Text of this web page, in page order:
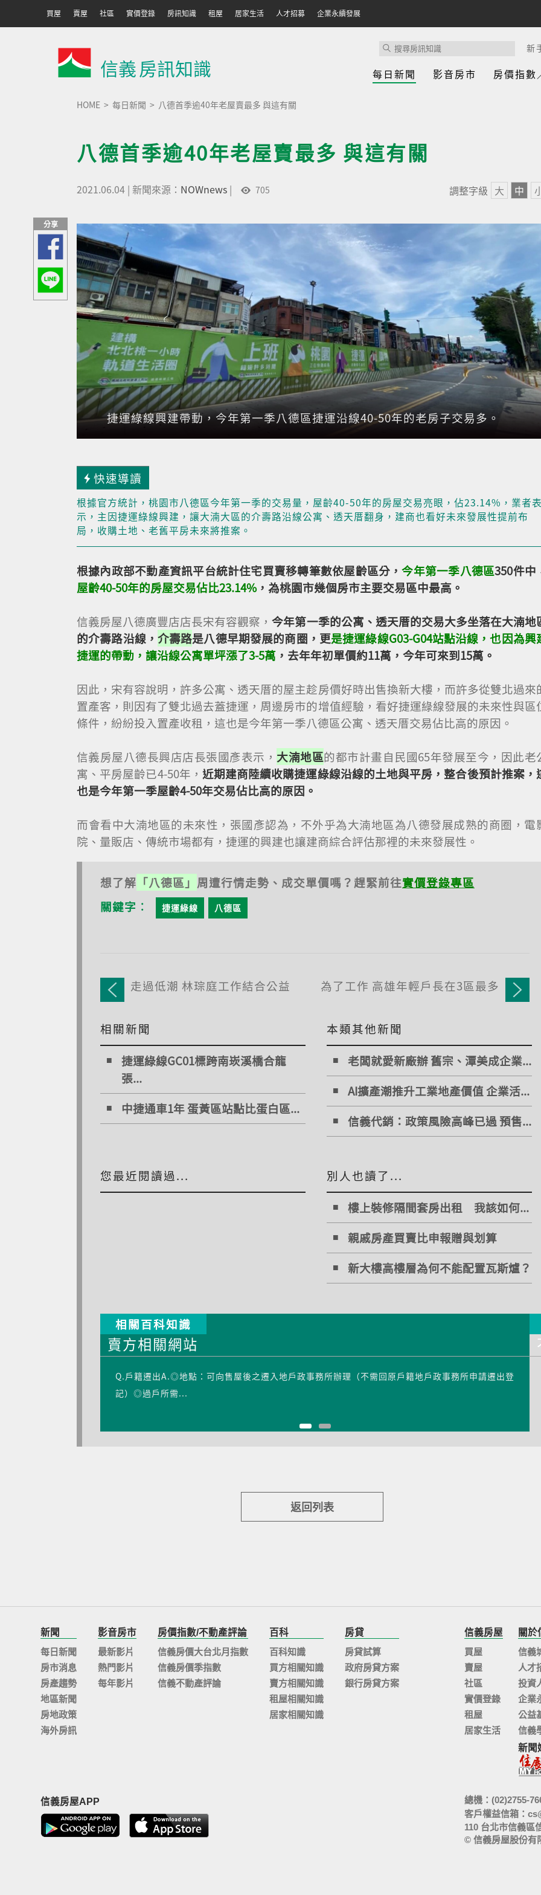
買屋 賣屋 社區 實價登錄 房訊知識 租屋 居家生活 人才招募 企業永續發展
信義房訊知識
新
每日新聞 影音房市 房價指數
HOME 每日新聞 八德首季逾40年老屋賣最多 與這有關
八德首季逾40年老屋賣最多 與這有關
2021.06.04 | 新聞來源： NOWnews | 705 調整字級 大 中
分享
捷運綠線興建帶動，今年第一季八德區捷運沿線40-50年的老房子交易多。
快速導讀
根據官方統計，桃園市八德區今年第一季的交易量，屋齡40-50年的房屋交易亮眼，佔23.14%，業者
示，主因捷運綠線興建，讓大湳大區的介壽路沿線公寓、透天厝翻身，建商也看好未來發展性提前布
局，收購土地、老舊平房未來將推案。
根據內政部不動產資訊平台統計住宅買賣移轉筆數依屋齡區分，今年第一季八德區350件中
屋齡40-50年的房屋交易佔比23.14%，為桃園市幾個房市主要交易區中最高。
信義房屋八德廣豐店店長宋有容觀察，今年第一季的公寓、透天厝的交易大多坐落在大湳地
的介壽路沿線， 介壽路是八德早期發展的商圈，更是捷運綠線G03-G04站點沿線，也因為興
捷運的帶動，讓沿線公寓單坪漲了3-5萬 ，去年年初單價約11萬，今年可來到15萬。
因此，宋有容說明，許多公寓、透天厝的屋主趁房價好時出售換新大樓，而許多從雙北過來
置產客，則因有了雙北過去蓋捷運，周邊房市的增值經驗，看好捷運綠線發展的未來性與區
條件，紛紛投入置產收租，這也是今年第一季八德區公寓、透天厝交易佔比高的原因。
信義房屋八德長興店店長張國彥表示， 大湳地區的都市計畫自民國65年發展至今，因此老
寓、平房屋齡已4-50年， 近期建商陸續收購捷運綠線沿線的土地與平房，整合後預計推案，
也是今年第一季屋齡4-50年交易佔比高的原因。
而會看中大湳地區的未來性，張國彥認為，不外乎為大湳地區為八德發展成熟的商圈，電
院、量販店、傳統市場都有，捷運的興建也讓建商綜合評估那裡的未來發展性。
想了解 「八德區」 周遭行情走勢、成交單價嗎？趕緊前往實價登錄專區
關鍵字︰
捷運綠線 八德區
走過低潮 林琮庭工作結合公益 為了工作 高雄年輕戶長在3區最多
相關新聞
捷運綠線GC01標跨南崁溪橋合龍
張...
中捷通車1年 蛋黃區站點比蛋白區...
本類其他新聞
老闆就愛新廠辦 舊宗、潭美成企業...
AI擴產潮推升工業地產價值 企業活...
信義代銷：政策風險高峰已過 預售...
您最近閱讀過...
別人也讀了...
樓上裝修隔間套房出租 我該如何...
親戚房產買賣比申報贈與划算
新大樓高樓層為何不能配置瓦斯爐？
相關百科知識
賣方相關網站
Q.戶籍遷出A.◎地點：可向售屋後之遷入地戶政事務所辦理（不需回原戶籍地戶政事務所申請遷出登
記）◎過戶所需...
返回列表
新聞
每日新聞
房市消息
房產趨勢
地區新聞
房地政策
海外房訊
影音房市
最新影片
熱門影片
每年影片
房價指數/不動產評論
信義房價大台北月指數
信義房價季指數
信義不動產評論
百科
百科知識
買方相關知識
賣方相關知識
租屋相關知識
居家相關知識
房貸
房貸試算
政府房貸方案
銀行房貸方案
信義房屋
買屋
賣屋
社區
實價登錄
租屋
居家生活
關於
信義
人才
投資
企業
公益
信義
新聞
信義房屋APP
總機：(02)2755-
客戶權益信箱：
110 台北市信義區
© 信義房屋股份有